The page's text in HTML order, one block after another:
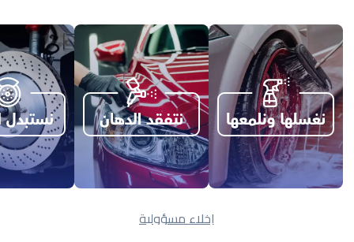
إخلاء مسؤولية